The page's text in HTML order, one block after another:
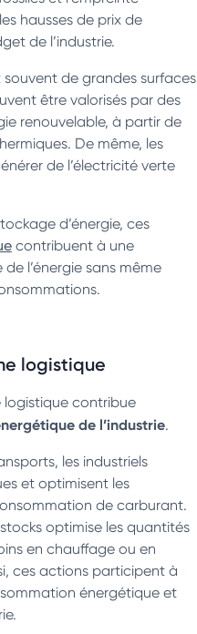
hausses de prix de
de l’industrie.
souvent de grandes surfaces
être valorisés par des
renouvelable, à partir de
De même, les
de l’électricité verte
d’énergie, ces
contribuent à une
l’énergie sans même
logistique
logistique contribue
de l’industrie.
les industriels
et optimisent les
de carburant.
optimise les quantités
en chauffage ou en
ces actions participent à
énergétique et